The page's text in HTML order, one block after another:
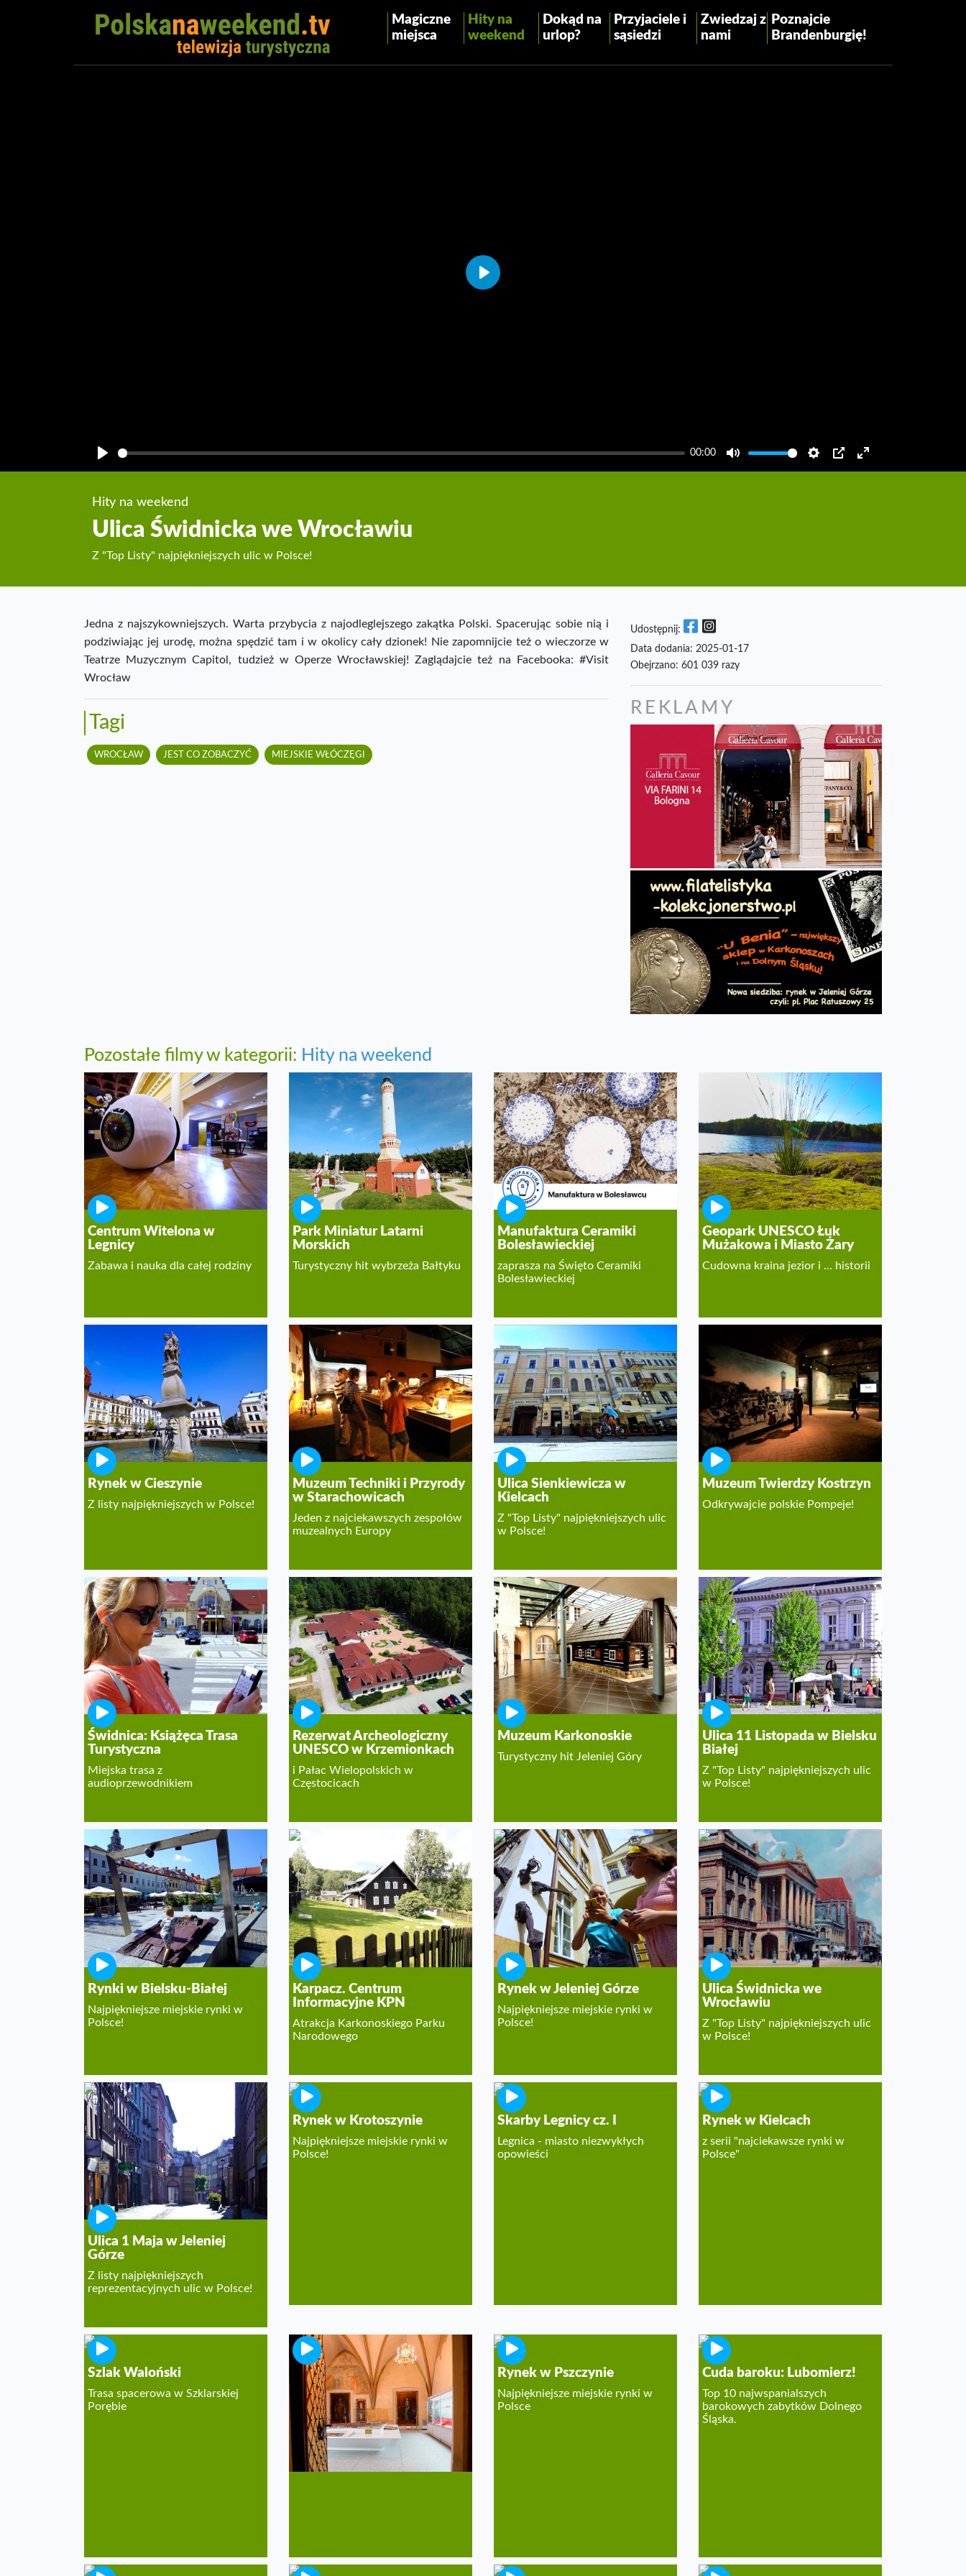
Magiczne
miejsca
Hity na
weekend
Dokąd na
urlop?
Przyjaciele i
sąsiedzi
Zwiedzaj z
nami
Poznajcie
Brandenburgię!
00:00
Play
Hity na weekend
Ulica Świdnicka we Wrocławiu
Z "Top Listy" najpiękniejszych ulic w Polsce!
Jedna z najszykowniejszych. Warta przybycia z najodleglejszego zakątka Polski. Spacerując sobie nią i
podziwiając jej urodę, można spędzić tam i w okolicy cały dzionek! Nie zapomnijcie też o wieczorze w
Teatrze Muzycznym Capitol, tudzież w Operze Wrocławskiej! Zaglądajcie też na Facebooka: #Visit
Wrocław
Tagi
WROCŁAW JEST CO ZOBACZYĆ MIEJSKIE WŁÓCZĘGI
Udostępnij:
Data dodania: 2025-01-17
Obejrzano: 601 039 razy
REKLAMY
Pozostałe filmy w kategorii: Hity na weekend
Centrum Witelona w
Legnicy
Zabawa i nauka dla całej rodziny
Park Miniatur Latarni
Morskich
Turystyczny hit wybrzeża Bałtyku
Manufaktura Ceramiki
Bolesławieckiej
zaprasza na Święto Ceramiki
Bolesławieckiej
Geopark UNESCO Łuk
Mużakowa i Miasto Żary
Cudowna kraina jezior i ... historii
Rynek w Cieszynie
Z listy najpiękniejszych w Polsce!
Muzeum Techniki i Przyrody
w Starachowicach
Jeden z najciekawszych zespołów
muzealnych Europy
Ulica Sienkiewicza w
Kielcach
Z "Top Listy" najpiękniejszych ulic
w Polsce!
Muzeum Twierdzy Kostrzyn
Odkrywajcie polskie Pompeje!
Świdnica: Książęca Trasa
Turystyczna
Miejska trasa z
audioprzewodnikiem
Rezerwat Archeologiczny
UNESCO w Krzemionkach
i Pałac Wielopolskich w
Częstocicach
Muzeum Karkonoskie
Turystyczny hit Jeleniej Góry
Ulica 11 Listopada w Bielsku
Białej
Z "Top Listy" najpiękniejszych ulic
w Polsce!
Rynki w Bielsku-Białej
Najpiękniejsze miejskie rynki w
Polsce!
Karpacz. Centrum
Informacyjne KPN
Atrakcja Karkonoskiego Parku
Narodowego
Rynek w Jeleniej Górze
Najpiękniejsze miejskie rynki w
Polsce!
Ulica Świdnicka we
Wrocławiu
Z "Top Listy" najpiękniejszych ulic
w Polsce!
Ulica 1 Maja w Jeleniej
Górze
Z listy najpiękniejszych
reprezentacyjnych ulic w Polsce!
Rynek w Krotoszynie
Najpiękniejsze miejskie rynki w
Polsce!
Skarby Legnicy cz. I
Legnica - miasto niezwykłych
opowieści
Rynek w Kielcach
z serii "najciekawsze rynki w
Polsce"
Szlak Waloński
Trasa spacerowa w Szklarskiej
Porębie
Muzeum Kupiectwa w
Świdnicy
Fascynująca podróż w czasie
Rynek w Pszczynie
Najpiękniejsze miejskie rynki w
Polsce
Cuda baroku: Lubomierz!
Top 10 najwspanialszych
barokowych zabytków Dolnego
Śląska.